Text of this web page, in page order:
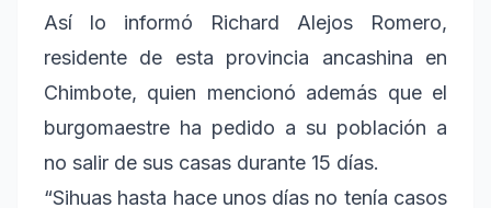
Así lo informó Richard Alejos Romero,
residente de esta provincia ancashina en
Chimbote, quien mencionó además que el
burgomaestre ha pedido a su población a
no salir de sus casas durante 15 días.
“Sihuas hasta hace unos días no tenía casos